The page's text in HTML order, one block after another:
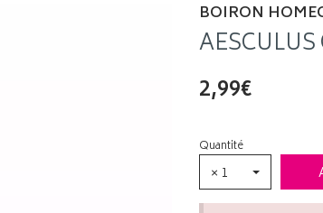
BOIRON
2,99€
Quantité
× 1